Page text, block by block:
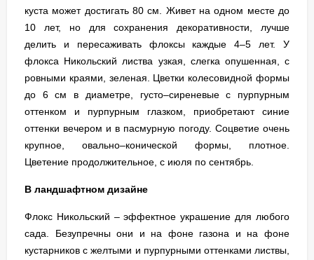
куста может достигать 80 см. Живет на одном месте до
10 лет, но для сохранения декоративности, лучше
делить и пересаживать флоксы каждые 4–5 лет. У
флокса Никольский листва узкая, слегка опушенная, с
ровными краями, зеленая. Цветки колесовидной формы
до 6 см в диаметре, густо–сиреневые с пурпурным
оттенком и пурпурным глазком, приобретают синие
оттенки вечером и в пасмурную погоду. Соцветие очень
крупное, овально–конической формы, плотное.
Цветение продолжительное, с июля по сентябрь.
В ландшафтном дизайне
Флокс Никольский – эффектное украшение для любого
сада. Безупречны они и на фоне газона и на фоне
кустарников с желтыми и пурпурными оттенками листвы,